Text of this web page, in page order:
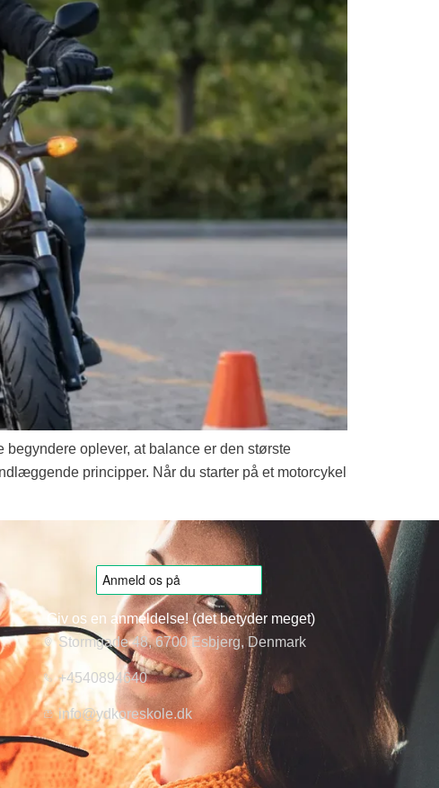
oplever, at balance er den største
principper. Når du starter på et motorcykel
Giv os en anmeldelse! (det betyder meget)
Stormgade 48, 6700 Esbjerg, Denmark
+4540894640
info@ydkoreskole.dk